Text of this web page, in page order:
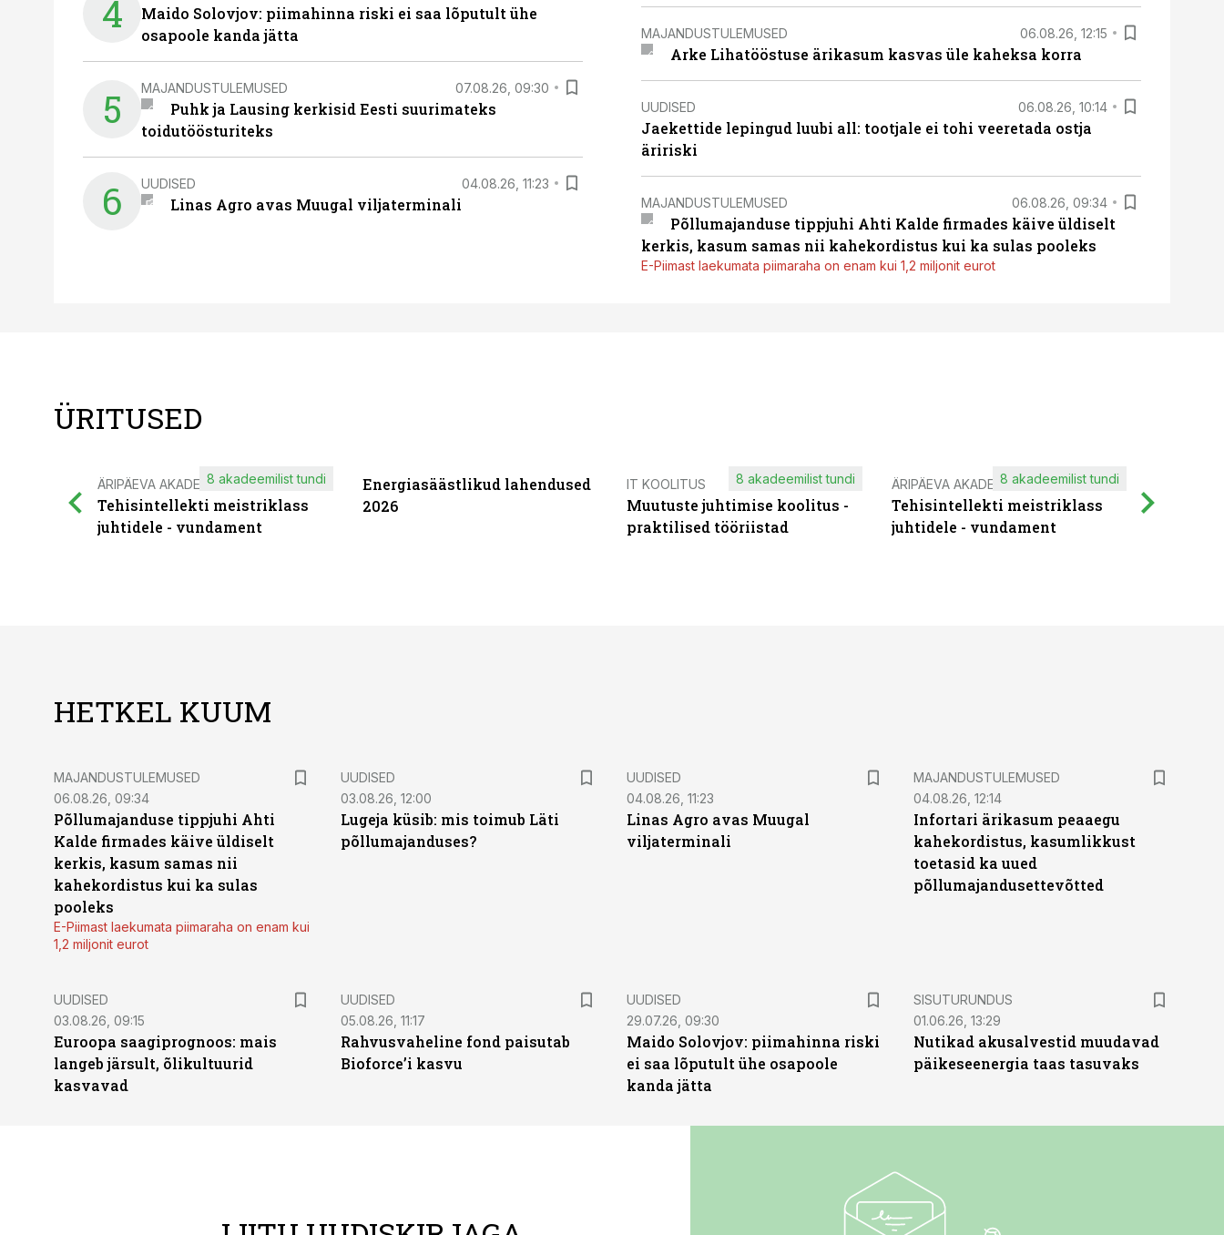
4
Maido Solovjov: piimahinna riski ei saa lõputult ühe
osapoole kanda jätta
5 MAJANDUSTULEMUSED 07.08.26, 09:30
Puhk ja Lausing kerkisid Eesti suurimateks
toidutöösturiteks
6 UUDISED 04.08.26, 11:23
Linas Agro avas Muugal viljaterminali
MAJANDUSTULEMUSED 06.08.26, 12:15
Arke Lihatööstuse ärikasum kasvas üle kaheksa korra
UUDISED 06.08.26, 10:14
Jaekettide lepingud luubi all: tootjale ei tohi veeretada ostja
äririski
MAJANDUSTULEMUSED 06.08.26, 09:34
Põllumajanduse tippjuhi Ahti Kalde firmades käive üldiselt
kerkis, kasum samas nii kahekordistus kui ka sulas pooleks
E-Piimast laekumata piimaraha on enam kui 1,2 miljonit eurot
ÜRITUSED
ÄRIPÄEVA AKADEEMIA
Tehisintellekti meistriklass
juhtidele - vundament
8 akadeemilist tundi
Energiasäästlikud lahendused
2026
IT KOOLITUS
Muutuste juhtimise koolitus -
praktilised tööriistad
8 akadeemilist tundi ÄRIPÄEVA AKADEEMIA
Tehisintellekti meistriklass
juhtidele - vundament
8 akadeemilist tundi
HETKEL KUUM
MAJANDUSTULEMUSED
06.08.26, 09:34
Põllumajanduse tippjuhi Ahti
Kalde firmades käive üldiselt
kerkis, kasum samas nii
kahekordistus kui ka sulas
pooleks
E-Piimast laekumata piimaraha on enam kui
1,2 miljonit eurot
UUDISED
03.08.26, 12:00
Lugeja küsib: mis toimub Läti
põllumajanduses?
UUDISED
04.08.26, 11:23
Linas Agro avas Muugal
viljaterminali
MAJANDUSTULEMUSED
04.08.26, 12:14
Infortari ärikasum peaaegu
kahekordistus, kasumlikkust
toetasid ka uued
põllumajandusettevõtted
UUDISED
03.08.26, 09:15
Euroopa saagiprognoos: mais
langeb järsult, õlikultuurid
kasvavad
UUDISED
05.08.26, 11:17
Rahvusvaheline fond paisutab
Bioforce’i kasvu
UUDISED
29.07.26, 09:30
Maido Solovjov: piimahinna riski
ei saa lõputult ühe osapoole
kanda jätta
ST
SISUTURUNDUS
01.06.26, 13:29
Nutikad akusalvestid muudavad
päikeseenergia taas tasuvaks